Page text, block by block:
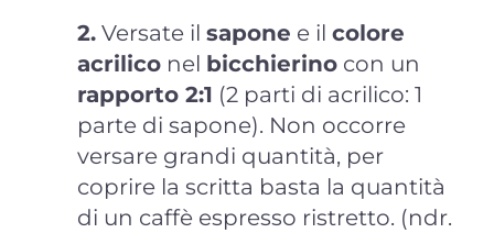
2. Versate il sapone e il colore
acrilico nel bicchierino con un
rapporto 2:1 (2 parti di acrilico: 1
parte di sapone). Non occorre
versare grandi quantità, per
coprire la scritta basta la quantità
di un caffè espresso ristretto. (ndr.